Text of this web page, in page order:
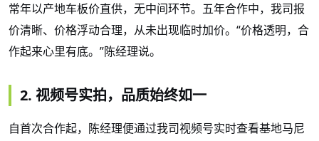
常年以产地车板价直供，无中间环节。五年合作中，我司报
价清晰、价格浮动合理，从未出现临时加价。 “价格透明，合
作起来心里有底。”陈经理说。
2. 视频号实拍，品质始终如一
自首次合作起，陈经理便通过我司视频号实时查看基地马尼